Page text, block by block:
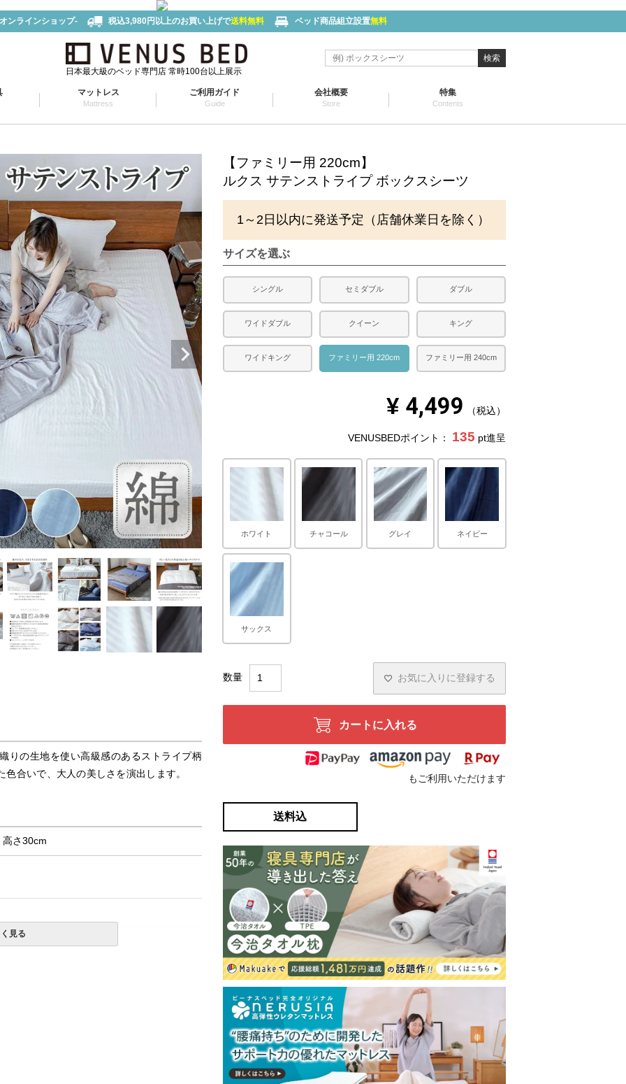
ンラインショップ- 税込3,980円以上のお買い上げで送料無料 ベッド商品組立設置無料
日本最大級のベッド専門店 常時100台以上展示
検索
マットレス
Mattress
ご利用ガイド
Guide
会社概要
Store
特集
Contents
りの生地を使い高級感のあるストライプ柄
合いで、大人の美しさを演出します。
さ30cm
見る
【ファミリー用 220cm】
ルクス サテンストライプ ボックスシーツ
1～2日以内に発送予定（店舗休業日を除く）
サイズを選ぶ
シングル セミダブル ダブル
ワイドダブル クイーン キング
ワイドキング ファミリー用 220cm ファミリー用 240cm
¥ 4,499 税込
VENUSBEDポイント： 135 pt進呈
ホワイト チャコール グレイ ネイビー
サックス
お気に入りに登録する
カートに入れる
もご利用いただけます
送料込